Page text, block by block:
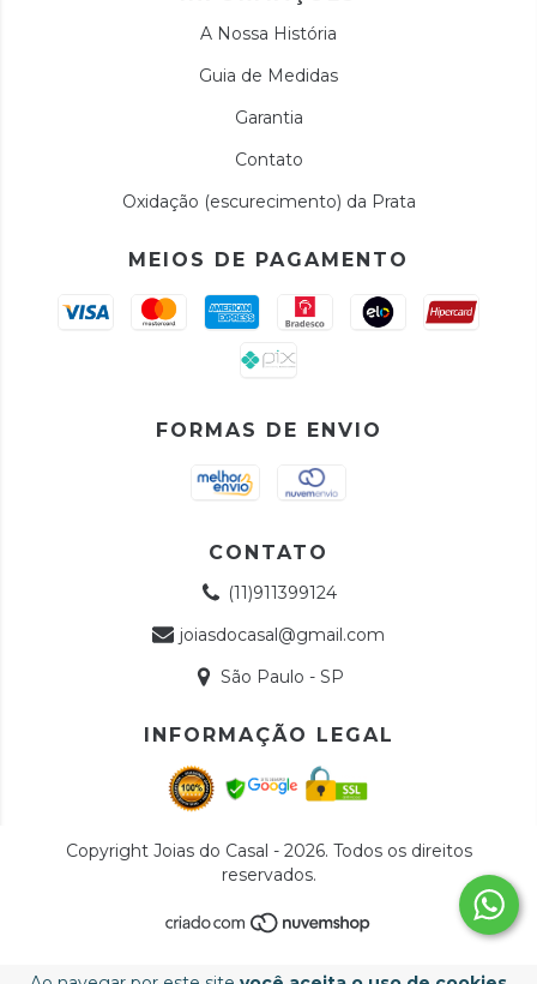
A Nossa História
Guia de Medidas
Garantia
Contato
Oxidação (escurecimento) da Prata
MEIOS DE PAGAMENTO
FORMAS DE ENVIO
CONTATO
(11)911399124
joiasdocasal@gmail.com
São Paulo - SP
INFORMAÇÃO LEGAL
Copyright Joias do Casal - 2026. Todos os direitos
reservados.